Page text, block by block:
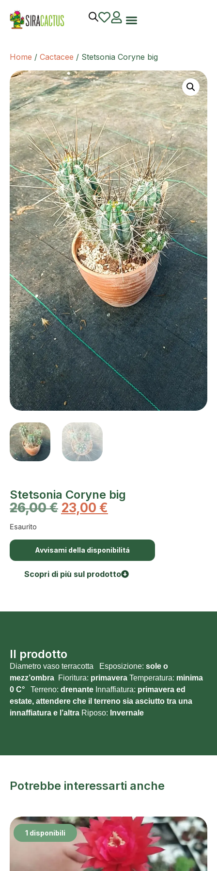
Home / Cactacee / Stetsonia Coryne big
Stetsonia Coryne big
26,00€ 23,00 €
Esaurito
Avvisami della disponibilitá
Scopri di più sul prodotto
Il prodotto
Diametro vaso terracotta Esposizione: sole o
mezz’ombra Fioritura: primavera Temperatura: minima
0 C° Terreno: drenante Innaffiatura: primavera ed
estate, attendere che il terreno sia asciutto tra una
innaffiatura e l’altra Riposo: Invernale
Potrebbe interessarti anche
1 disponibili